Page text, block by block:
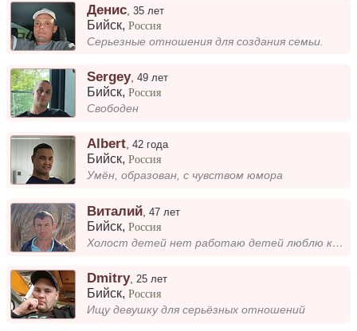
Денис ,35 лет
Бийск,Россия
Серьезные отношения для создания семьи.
Sergey,49 лет
Бийск,Россия
Свободен
Albert,42 года
Бийск,Россия
Умён, образован, с чувством юмора
Виталий ,47 лет
Бийск,Россия
Холост детей нет работаю детей люблю курю алкоголь пиво ретко хочу создать семью дети не помеха буду любить и заботеца...
Dmitry, 25 лет
Бийск,Россия
Ищу девушку для серьёзных отношений